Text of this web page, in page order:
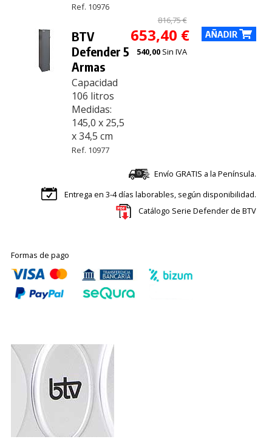
Ref. 10976
BTV
Defender 5
Armas
Capacidad
106 litros
Medidas:
145,0 x 25,5
x 34,5 cm
Ref. 10977
816,75 €
653,40 €
540,00 Sin IVA
Envío GRATIS a la Península.
Entrega en 3-4 días laborables, según disponibilidad.
Catálogo Serie Defender de BTV
Formas de pago